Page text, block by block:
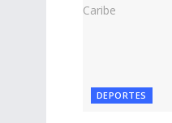
DEPORTES